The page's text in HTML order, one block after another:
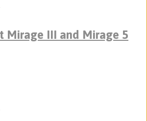
Mirage III and Mirage 5